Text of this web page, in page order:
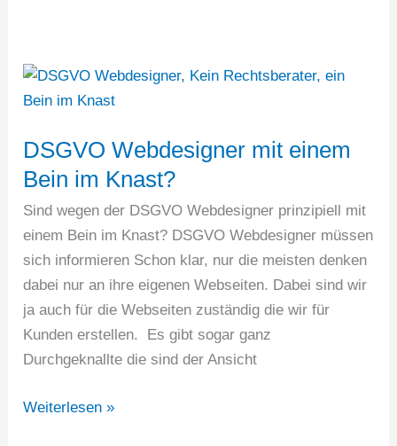
DSGVO Webdesigner mit einem
Bein im Knast?
Sind wegen der DSGVO Webdesigner prinzipiell mit
einem Bein im Knast? DSGVO Webdesigner müssen
sich informieren Schon klar, nur die meisten denken
dabei nur an ihre eigenen Webseiten. Dabei sind wir
ja auch für die Webseiten zuständig die wir für
Kunden erstellen. Es gibt sogar ganz
Durchgeknallte die sind der Ansicht
DSGVO
Weiterlesen »